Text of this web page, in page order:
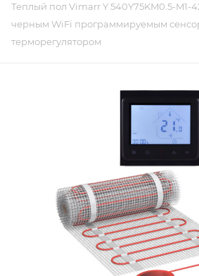
Теплый пол Vimarr Y 540Y75KM0.5-M1-
черным WiFi программируемым
терморегулятором